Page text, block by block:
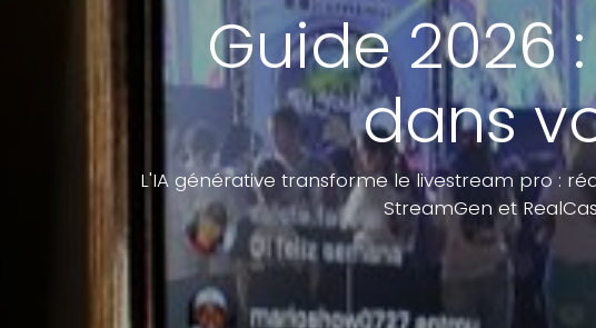
Guide 2026
dans
L'IA générative transforme le livestream pro :
StreamGen et